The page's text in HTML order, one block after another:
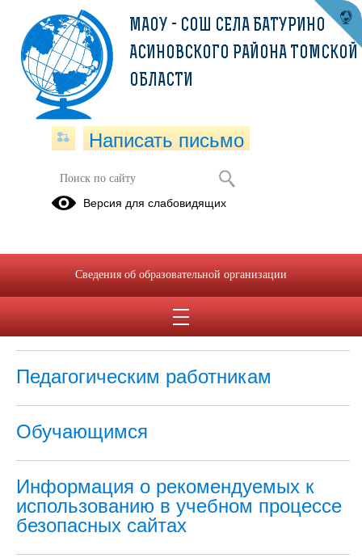
Локальные нормативные акты в
обучающихся
Нормативное регулирование
Педагогическим работникам
Обучающимся
Информация о рекомендуемых к
использованию в учебном процессе
безопасных сайтах
МАОУ - СОШ СЕЛА БАТУРИНО
АСИНОВСКОГО РАЙОНА ТОМСКОЙ
ОБЛАСТИ
Написать письмо
Версия для слабовидящих
Сведения об образовательной организации